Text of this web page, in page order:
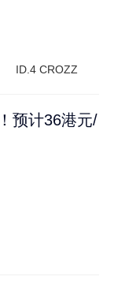
ID.4 CROZZ
预计36港元/